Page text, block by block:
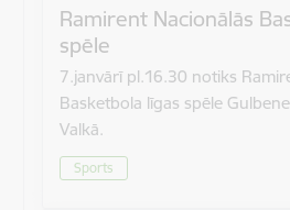
Ramirent Nacionālās
spēle
7.janvārī pl.16.30 notiks
Basketbola līgas spēle
Valkā.
Sports